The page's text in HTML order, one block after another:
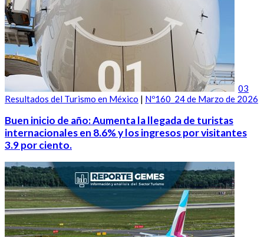
03
Resultados del Turismo en México | Nº160_24 de Marzo de 2026
Buen inicio de año: Aumenta la llegada de turistas
internacionales en 8.6% y los ingresos por visitantes
3.9 por ciento.